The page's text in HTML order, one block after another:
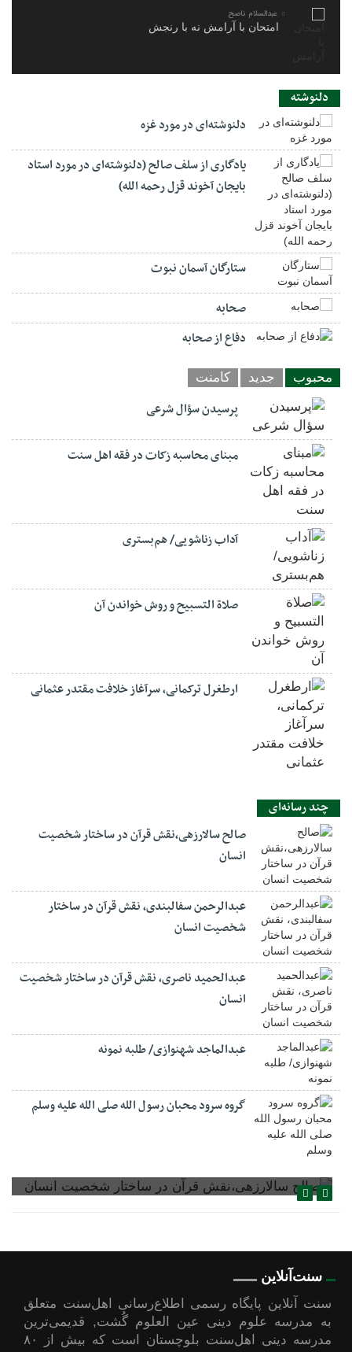
عبدالسلام ناصح
امتحان با آرامش نه با رنجش
دلنوشته
دلنوشته‌ای در مورد غزه
یادگاری از سلف صالح (دلنوشته‌ای در مورد استاد
بایجان آخوند قزل رحمه الله)
ستارگان آسمان نبوت
صحابه
دفاع از صحابه
محبوب جدید کامنت
پرسیدن سؤال شرعی
مبنای محاسبه زکات در فقه اهل سنت
آداب زناشویی/ هم‌بستری
صلاة التسبيح و روش خواندن آن
ارطغرل ترکمانی، سرآغاز خلافت مقتدر عثمانی
چند رسانه‌ای
صالح سالارزهی،‌نقش قرآن در ساختار شخصیت
انسان
عبدالرحمن سفالبندی، نقش قرآن در ساختار
شخصیت انسان
عبدالحمید ناصری، نقش قرآن در ساختار شخصیت
انسان
عبدالماجد شهنوازی/ طلبه نمونه
گروه سرود محبان رسول الله صلی الله علیه وسلم
صالح سالارزهی،‌نقش قرآن در ساختار شخصیت انسان
سنت‌آنلاین
سنت آنلاین پایگاه رسمی اطلاع‌رسانی اهل‌سنت متعلق
به مدرسه علوم دینی عین العلوم گُشت, قدیمی‌ترین
مدرسه دینی اهل‌سنت بلوچستان است که بیش از ۸۰